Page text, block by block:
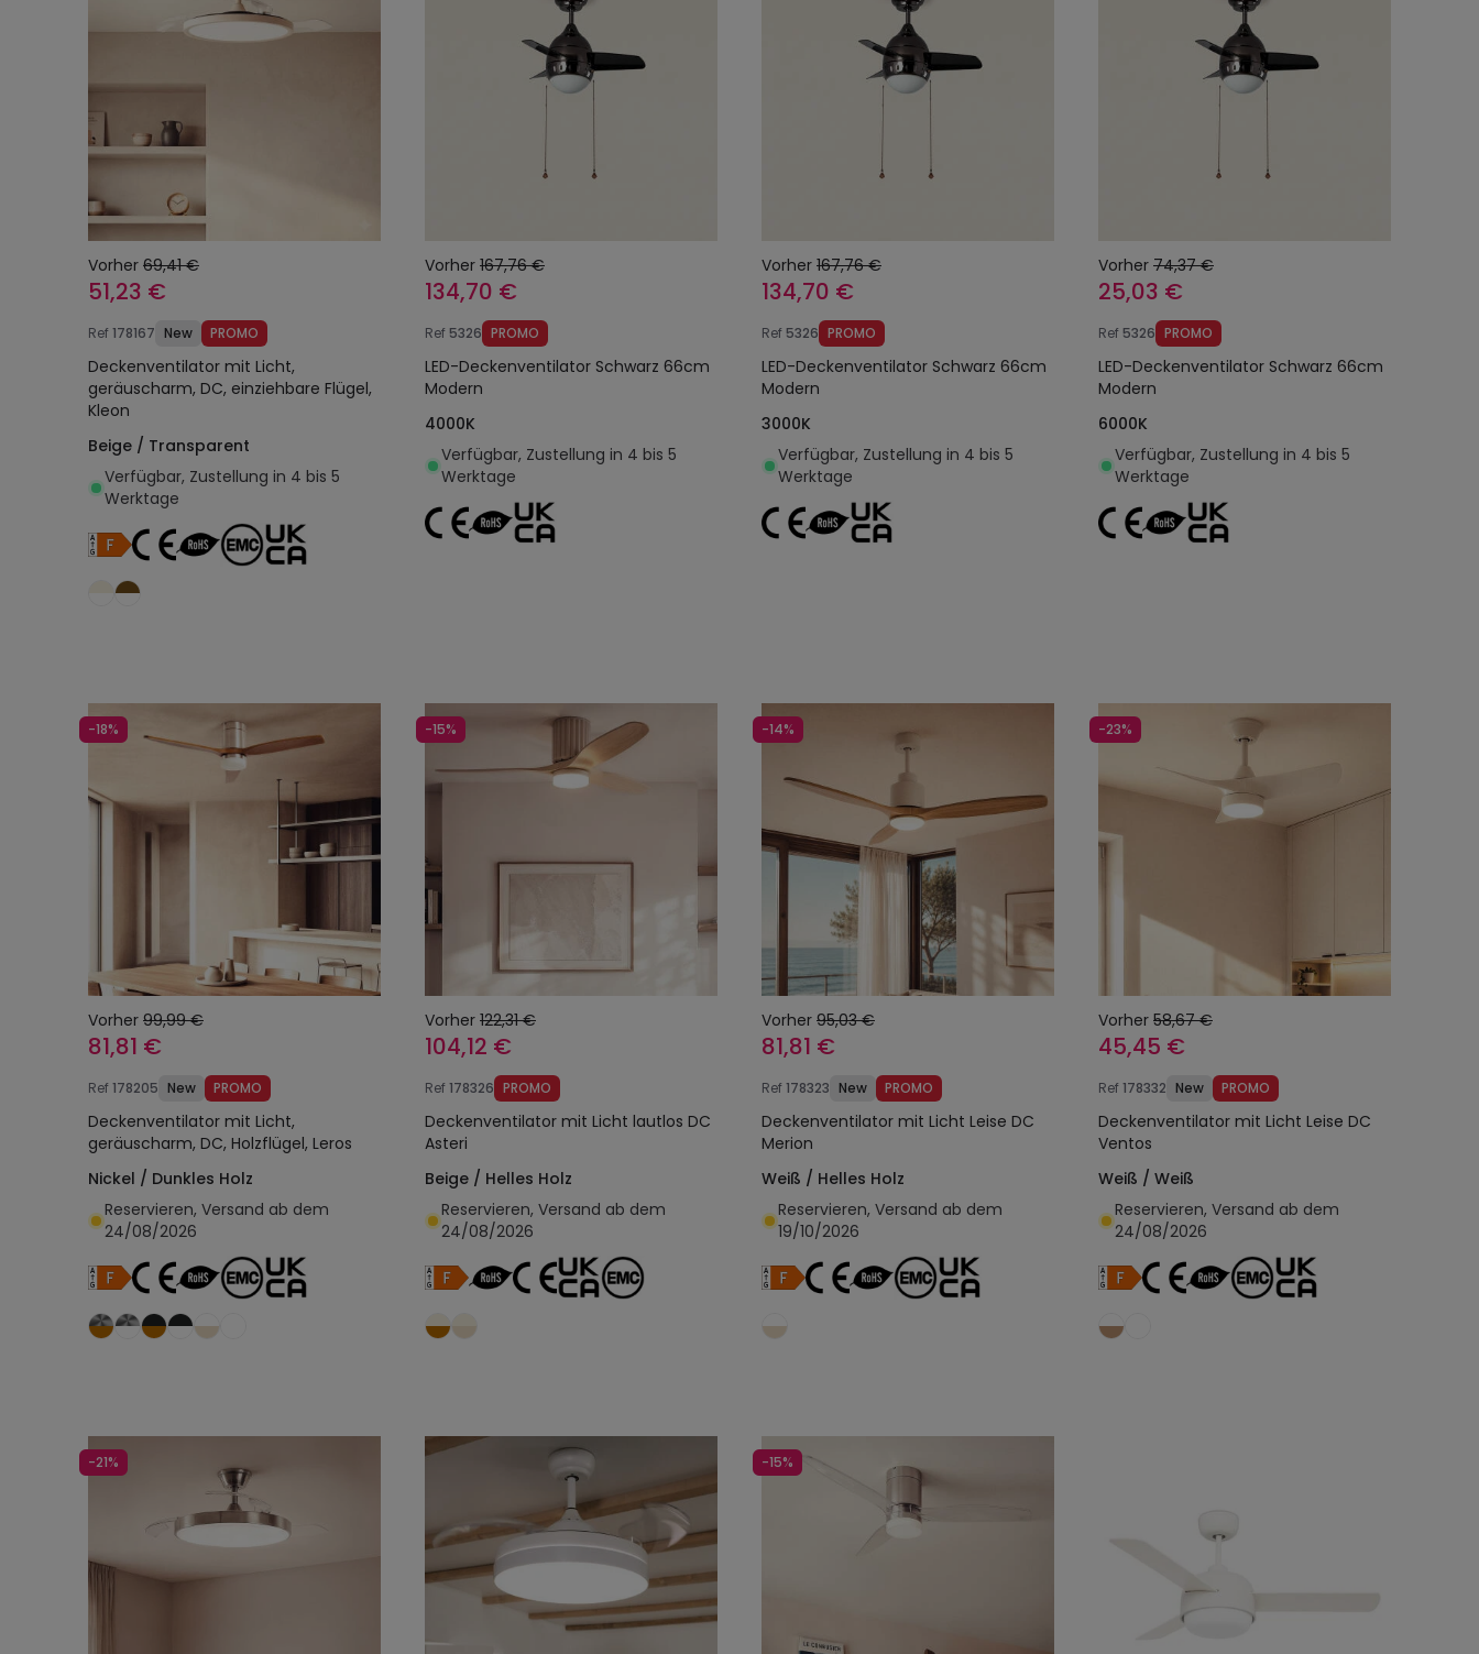
Vorher 69,41 €
51,23 €
Ref178167 New PROMO
Deckenventilator mit Licht,
geräuscharm, DC, einziehbare Flügel,
Kleon
Beige / Transparent
Verfügbar, Zustellung in 4 bis 5
Werktage
Vorher 167,76 €
134,70 €
Ref 5326 PROMO
LED-Deckenventilator Schwarz 66cm
Modern
4000K
Verfügbar, Zustellung in 4 bis 5
Werktage
Vorher 167,76 €
134,70 €
Ref 5326 PROMO
LED-Deckenventilator Schwarz 66cm
Modern
3000K
Verfügbar, Zustellung in 4 bis 5
Werktage
Vorher 74,37 €
25,03 €
Ref 5326 PROMO
LED-Deckenventilator Schwarz 66cm
Modern
6000K
Verfügbar, Zustellung in 4 bis 5
Werktage
-18%
Vorher 99,99 €
81,81 €
Ref178205 New PROMO
Deckenventilator mit Licht,
geräuscharm, DC, Holzflügel, Leros
Nickel / Dunkles Holz
Reservieren, Versand ab dem
24/08/2026
In den Warenkorb legen
-15%
Vorher 122,31 €
104,12 €
Ref178326 PROMO
Deckenventilator mit Licht lautlos DC
Asteri
Beige / Helles Holz
Reservieren, Versand ab dem
24/08/2026
-14%
Vorher 95,03 €
81,81 €
Ref178323 New PROMO
Deckenventilator mit Licht Leise DC
Merion
Weiß / Helles Holz
Reservieren, Versand ab dem
19/10/2026
-23%
Vorher 58,67 €
45,45 €
Ref178332 New PROMO
Deckenventilator mit Licht Leise DC
Ventos
Weiß / Weiß
Reservieren, Versand ab dem
24/08/2026
-21% -15%